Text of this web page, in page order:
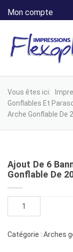
Mon compte
Vous êtes ici:
Gonflables Et
Arche Gonflable De
Ajout De 6
Gonflable De
de
Catégorie : Arches